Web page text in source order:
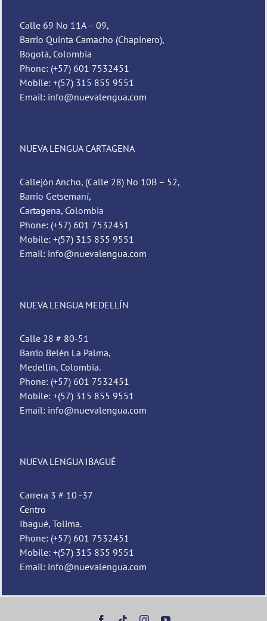
Calle 69 No 11A – 09,
Barrio Quinta Camacho (Chapinero),
Bogotá, Colombia
Phone: (+57) 601 7532451
Mobile: +(57) 315 855 9551
Email: info@nuevalengua.com
NUEVA LENGUA CARTAGENA
Callejón Ancho, (Calle 28) No 10B – 52,
Barrio Getsemaní,
Cartagena, Colombia
Phone: (+57) 601 7532451
Mobile: +(57) 315 855 9551
Email: info@nuevalengua.com
NUEVA LENGUA MEDELLÍN
Calle 28 # 80-51
Barrio Belén La Palma,
Medellín, Colombia.
Phone: (+57) 601 7532451
Mobile: +(57) 315 855 9551
Email: info@nuevalengua.com
NUEVA LENGUA IBAGUÉ
Carrera 3 # 10 -37
Centro
Ibagué, Tolima.
Phone: (+57) 601 7532451
Mobile: +(57) 315 855 9551
Email: info@nuevalengua.com